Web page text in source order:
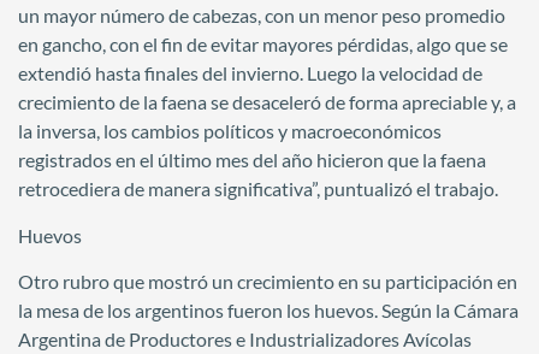
un mayor número de cabezas, con un menor peso promedio
en gancho, con el fin de evitar mayores pérdidas, algo que se
extendió hasta finales del invierno. Luego la velocidad de
crecimiento de la faena se desaceleró de forma apreciable y, a
la inversa, los cambios políticos y macroeconómicos
registrados en el último mes del año hicieron que la faena
retrocediera de manera significativa”, puntualizó el trabajo.
Huevos
Otro rubro que mostró un crecimiento en su participación en
la mesa de los argentinos fueron los huevos. Según la Cámara
Argentina de Productores e Industrializadores Avícolas